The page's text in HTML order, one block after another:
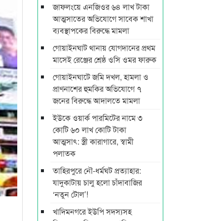
জাফলংয়ে এনজিওর ৬৪ লাখ টাকা
আত্মসাতের অভিযোগে সাবেক শাখা
ব্যবস্থাপকের বিরুদ্ধে মামলা
গোয়াইনঘাট থানায় যোগদানের প্রথম
মাসেই রেঞ্জের শ্রেষ্ঠ ওসি ওমর ফারুক
গোয়াইনঘাটে জমি দখল, হামলা ও
প্রাণনাশের হুমকির অভিযোগে ৭
জনের বিরুদ্ধে আদালতে মামলা
ইউকে ওয়ার্ক পারমিটের নামে ৩
কোটি ৬০ লাখ কোটি টাকা
আত্মসাৎ: স্ত্রী কারাগারে, স্বামী
পলাতক
তাহিরপুরে নৌ-ধর্মঘট প্রত্যাহার:
যাদুকাটায় চালু হলো চাঁদাবাজির
‘নতুন টোল’!
খাদিমনগরে ইউপি সদস্যসহ